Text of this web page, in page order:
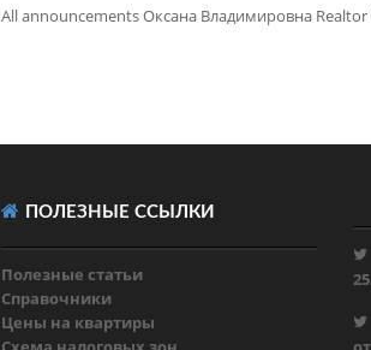
All announcements Оксана Владимировна Realtor
ПОЛЕЗНЫЕ ССЫЛКИ
Полезные статьи
Справочники
Цены на квартиры